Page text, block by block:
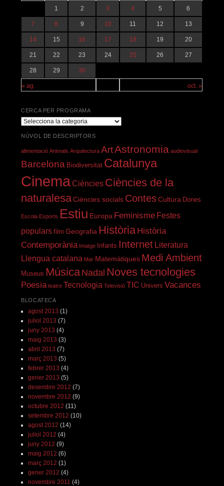
« ag. oct. »
1 2 3 4 5 6
7 8 9 10 11 12 13
14 15 16 17 18 19 20
21 22 23 24 25 26 27
28 29 30
CERCA PER PROGRAMA
Cerca
per
NÚVOL DE DESCRIPTORS
alimentació Animals Arquitectura ArtAstronomia audiovisual
Barcelona Biodiversitat Catalunya
CinemaCiències Ciències de la
naturalesa Ciències socials Contes Cultura Dones
Escola Esports Estiu Europa Feminisme Festes
populars film Geografia Història Història
Contemporània Imatge Infants Internet Literatura
Llengua catalana Mar Matemàtiques Medi Ambient
Museus Música Nadal Noves tecnologies
Poesia teatre Tecnologia Televisió TIC Univers Vacances
BLOCATECA
agost 2013 (1)
juliol 2013 (7)
juny 2013 (4)
maig 2013 (3)
abril 2013 (7)
març 2013 (5)
febrer 2013 (4)
gener 2013 (5)
desembre 2012 (7)
novembre 2012 (9)
octubre 2012 (11)
setembre 2012 (10)
agost 2012 (14)
juliol 2012 (4)
juny 2012 (9)
maig 2012 (6)
març 2012 (1)
gener 2012 (4)
novembre 2011 (4)